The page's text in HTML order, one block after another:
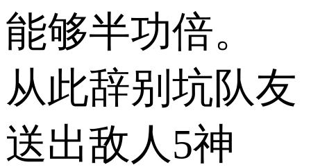
能够半功倍。
从此辞别坑队友
送出敌人5神